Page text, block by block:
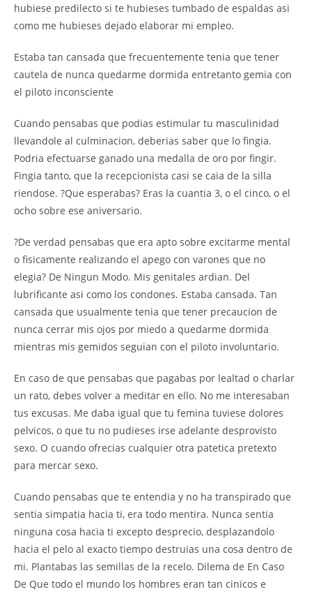
hubiese predilecto si te hubieses tumbado de espaldas asi
como me hubieses dejado elaborar mi empleo.
Estaba tan cansada que frecuentemente tenia que tener
cautela de nunca quedarme dormida entretanto gemia con
el piloto inconsciente
Cuando pensabas que podias estimular tu masculinidad
llevandole al culminacion, deberias saber que lo fingia.
Podria efectuarse ganado una medalla de oro por fingir.
Fingia tanto, que la recepcionista casi se caia de la silla
riendose. ?Que esperabas? Eras la cuantia 3, o el cinco, o el
ocho sobre ese aniversario.
?De verdad pensabas que era apto sobre excitarme mental
o fisicamente realizando el apego con varones que no
elegia? De Ningun Modo. Mis genitales ardian. Del
lubrificante asi como los condones. Estaba cansada. Tan
cansada que usualmente tenia que tener precaucion de
nunca cerrar mis ojos por miedo a quedarme dormida
mientras mis gemidos seguian con el piloto involuntario.
En caso de que pensabas que pagabas por lealtad o charlar
un rato, debes volver a meditar en ello. No me interesaban
tus excusas. Me daba igual que tu femina tuviese dolores
pelvicos, o que tu no pudieses irse adelante desprovisto
sexo. O cuando ofrecias cualquier otra patetica pretexto
para mercar sexo.
Cuando pensabas que te entendia y no ha transpirado que
sentia simpatia hacia ti, era todo mentira. Nunca sentia
ninguna cosa hacia ti excepto desprecio, desplazandolo
hacia el pelo al exacto tiempo destruias una cosa dentro de
mi. Plantabas las semillas de la recelo. Dilema de En Caso
De Que todo el mundo los hombres eran tan cinicos e